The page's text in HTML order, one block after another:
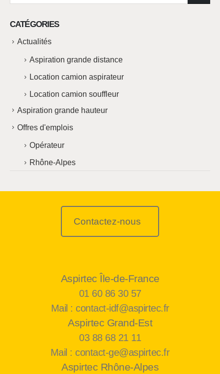
CATÉGORIES
Actualités
Aspiration grande distance
Location camion aspirateur
Location camion souffleur
Aspiration grande hauteur
Offres d'emplois
Opérateur
Rhône-Alpes
Contactez-nous
Aspirtec Île-de-France
01 60 86 30 57
Mail : contact-idf@aspirtec.fr
Aspirtec Grand-Est
03 88 68 21 11
Mail : contact-ge@aspirtec.fr
Aspirtec Rhône-Alpes